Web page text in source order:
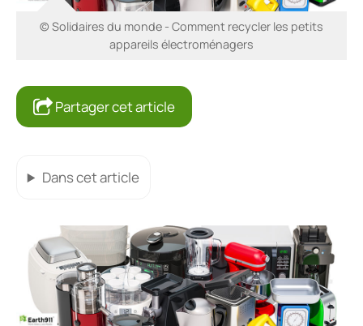
© Solidaires du monde - Comment recycler les petits
appareils électroménagers
Partager cet article
Dans cet article